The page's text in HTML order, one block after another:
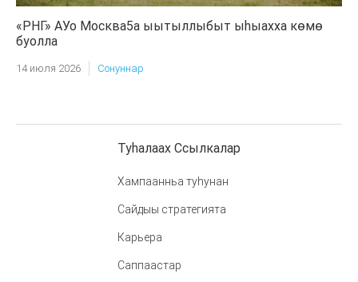
«РНГ» АУо Москва5а ыытыллыбыт ыһыахха көмө
буолла
14 июля 2026 Сонуннар
Туһалаах Ссылкалар
Хампаанньа туһунан
Сайдыы стратегията
Карьера
Саппаастар